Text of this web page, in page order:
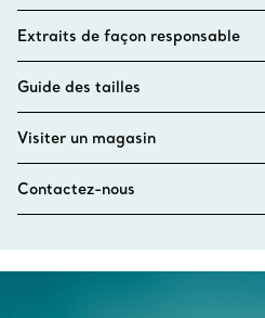
Extraits de façon responsable
Guide des tailles
Visiter un magasin
Contactez-nous